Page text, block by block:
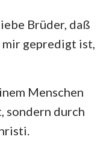
Brüder, daß
mir gepredigt ist,
Menschen
sondern durch